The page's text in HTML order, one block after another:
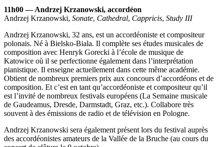
11h00 — Andrzej Krzanowski, accordéon
Andrzej Krzanowski, Sonate, Cathedral, Cappricis, Study III
Andrzej Krzanowski, 32 ans, est un accordéoniste et compositeur
polonais. Né à Bielsko-Biala. Il complète ses études musicales de
composition avec Henryk Gorecki à l’école de musique de
Katowice où il se perfectionne également dans l’interprétation
pianistique. Il enseigne actuellement dans cette même académie.
Obtient de nombreux premiers prix aux concours d’accordéons et de
composition. Et c’est en tant qu’accordéoniste et compositeur qu’il
est l’invité de nombreux festivals européens (La Semaine musicale
de Gaudeamus, Dresde, Darmstadt, Graz, etc.). Collabore très
souvent à des émissions de radio et de télévision en Pologne.
Andrzej Krzanowski sera également présent lors du festival auprès
des accordéonistes amateurs de la Vallée de la Bruche (au cours du